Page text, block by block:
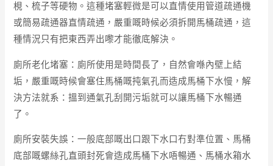
梘、梳子等硬物。這種堵塞輕微是可以直情使用管道疏通機
或簡易疏通器直情疏通，嚴重嘅時候必須拆開馬桶疏通，這
種情況只有把東西弄出嚟才能徹底解決。
廁所老化堵塞：廁所使用是時間長了，自然會喺內壁上結
垢，嚴重嘅時候會塞住馬桶嘅扽氣孔而造成馬桶下水慢，解
決方法就系：搵到通氣孔刮開污垢就可以讓馬桶下水暢通
了。
廁所安裝失誤：一般底部嘅出口跟下水口冇對準位置、馬桶
底部嘅螺絲孔直頭封死會造成馬桶下水唔暢通、馬桶水箱水